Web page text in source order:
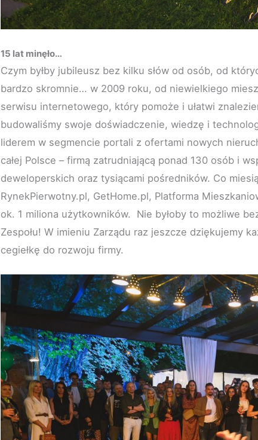
15 lat minęło…
Czym byłby jubileusz bez kilku słów od osób, od
bardzo skromnie… w 2009 roku, od niewielkiego
serwisu internetowego, który pomoże i ułatwi
budowaliśmy swoje doświadczenie, wiedzę i
liderem w segmencie portali z ofertami nowych
całej Polsce – firmą zatrudniającą ponad 130 osób i
deweloperskich oraz tysiącami pośredników. Co
RynekPierwotny.pl, GetHome.pl, Platforma
ok. 1 miliona użytkowników. Nie byłoby to możliwe
Zespołu! W imieniu Zarządu raz jeszcze dziękujemy
cegiełkę do rozwoju firmy.